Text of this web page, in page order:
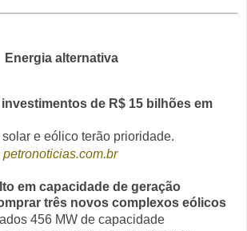
Energia alternativa
de R$ 15 bilhões em
e eólico terão prioridade.
em capacidade de geração
três novos complexos eólicos
456 MW de capacidade